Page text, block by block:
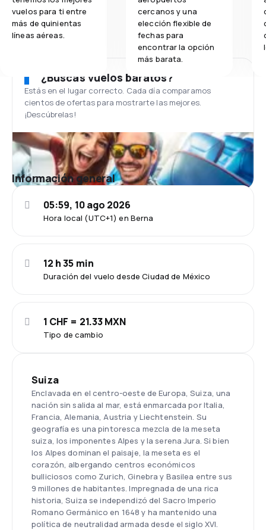
vuelos para ti entre
más de quinientas
líneas aéreas.
cercanos y una
elección flexible de
fechas para
encontrar la opción
más barata.
¿Buscas vuelos baratos?
Estás en el lugar correcto. Cada día comparamos
cientos de ofertas para mostrarte las mejores.
¡Descúbrelas!
Información general
Hora local (UTC+1) en Berna
05:59, 10 ago 2026
Duración del vuelo desde Ciudad de México
12 h 35 min
Tipo de cambio
1 CHF = 21.33 MXN
Suiza
Enclavada en el centro-oeste de Europa, Suiza, una
nación sin salida al mar, está enmarcada por Italia,
Francia, Alemania, Austria y Liechtenstein. Su
geografía es una pintoresca mezcla de la meseta
suiza, los imponentes Alpes y la serena Jura. Si bien
los Alpes dominan el paisaje, la meseta es el
corazón, albergando centros económicos
bulliciosos como Zurich, Ginebra y Basilea entre sus
9 millones de habitantes. Impregnada de una rica
historia, Suiza se independizó del Sacro Imperio
Romano Germánico en 1648 y ha mantenido una
política de neutralidad armada desde el siglo XVI.